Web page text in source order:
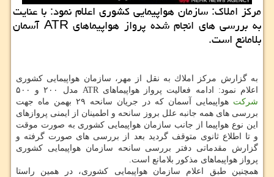
مركز املاك: سازمان هواپیمایی كشوری اعلام نمود: با عنایت
به بررسی های انجام شده پرواز هواپیماهای ATR آسمان
بلامانع است.
به گزارش مركز املاك به نقل از مهر، سازمان هواپیمایی كشوری
اعلام نمود: ادامه فعالیت پرواز هواپیماهای ATR مدل ۲۰۰ و ۵۰۰
شركت
هواپیمایی آسمان كه در جریان سانحه ۲۹ بهمن ماه جهت
بررسی های همه جانبه علل بروز سانحه و اطمینان از ایمنی پروازهای
این نوع هواپیما از جانب سازمان هواپیمایی كشوری به صورت موقت
و تا اطلاع ثانوی متوقف گردید بعد از بررسی های صورت گرفته و
گزارش مقدماتی دفتر بررسی سانحه سازمان هواپیمایی كشوری
پرواز هواپیماهای مذكور بلامانع است.
همچنین طبق اعلام سازمان هواپیمایی كشوری، در همین راستا